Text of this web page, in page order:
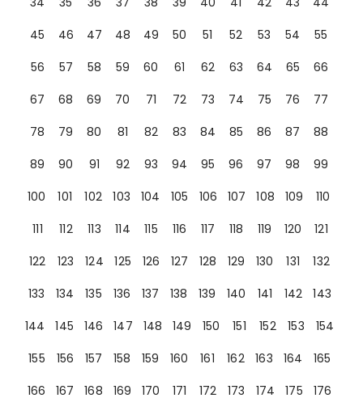
45
46 47 48 49 50 51 52 53 54
55
56
57 58 59 60 61 62 63 64 65
66
67
68 69 70 71 72 73 74 75 76
77
78
79 80 81 82 83 84 85 86 87
88
89
90 91 92 93 94 95 96 97 98
99
100
101 102 103 104 105 106 107 108 109
110
111
112 113 114 115 116 117 118 119 120
121
122
123 124 125 126 127 128 129 130 131
132
133
134 135 136 137 138 139 140 141 142
143
144
145 146 147 148 149 150 151 152 153
154
155
156 157 158 159 160 161 162 163 164
165
166
167 168 169 170 171 172 173 174 175
176